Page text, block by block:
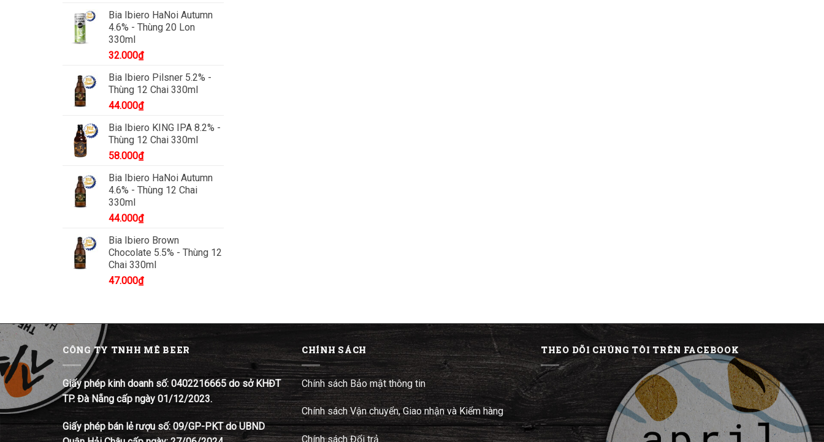
Bia Ibiero HaNoi Autumn
4.6% - Thùng 20 Lon
330ml
32.000₫
Bia Ibiero Pilsner 5.2% -
Thùng 12 Chai 330ml
44.000₫
Bia Ibiero KING IPA 8.2% -
Thùng 12 Chai 330ml
58.000₫
Bia Ibiero HaNoi Autumn
4.6% - Thùng 12 Chai
330ml
44.000₫
Bia Ibiero Brown
Chocolate 5.5% - Thùng 12
Chai 330ml
47.000₫
CÔNG TY TNHH MÊ BEER
Giấy phép kinh doanh số: 0402216665 do sở KHĐT
TP. Đà Nẵng cấp ngày 01/12/2023.
Giấy phép bán lẻ rượu số: 09/GP-PKT do UBND
CHÍNH SÁCH
Chính sách Bảo mật thông tin
Chính sách Vận chuyển, Giao nhận và Kiểm hàng
Chính sách Đổi trả
THEO DÕI CHÚNG TÔI TRÊN FACEBOOK